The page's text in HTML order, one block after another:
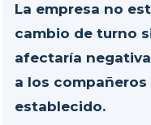
La empresa no
cambio de turno
afectaría
a los
establecido.